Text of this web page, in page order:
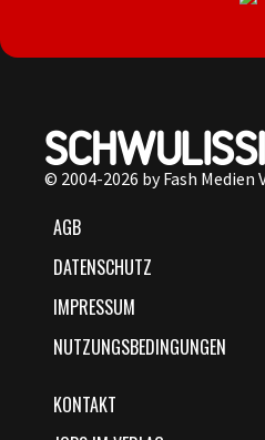
© 2004-2026 by Fash Medien
AGB
DATENSCHUTZ
IMPRESSUM
NUTZUNGSBEDINGUNGEN
KONTAKT